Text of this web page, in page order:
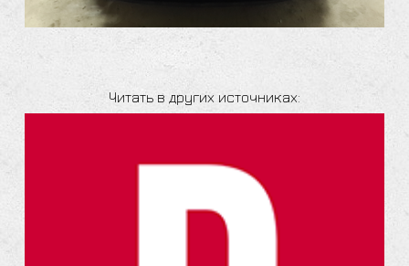
Читать в других источниках: